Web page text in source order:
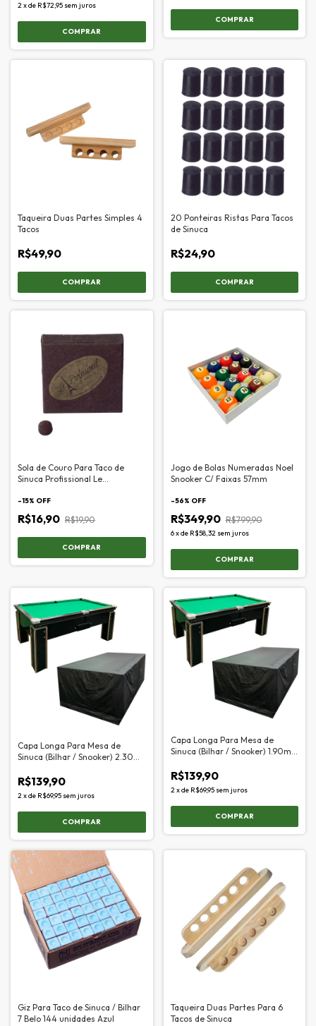
2xde R$72,95 sem juros
Taqueira Duas Partes Simples 4
Tacos
R$49,90
20 Ponteiras Ristas Para Tacos
de Sinuca
R$24,90
Sola de Couro Para Taco de
Sinuca Profissional Le
-15% OFF
R$16,90 R$19,90
Jogo de Bolas Numeradas Noel
Snooker C/ Faixas 57mm
-56% OFF
R$349,90 R$799,90
6xde R$58,32 sem juros
Capa Longa Para Mesa de
Sinuca (Bilhar / Snooker) 2.30m
R$139,90
2xde R$69,95 sem juros
Capa Longa Para Mesa de
Sinuca (Bilhar / Snooker) 1.90m x
R$139,90
2xde R$69,95 sem juros
Giz Para Taco de Sinuca / Bilhar
7 Belo 144 unidades Azul
Taqueira Duas Partes Para 6
Tacos de Sinuca